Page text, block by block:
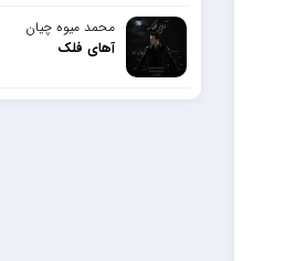
محمد میوه چیان
آهای فلک